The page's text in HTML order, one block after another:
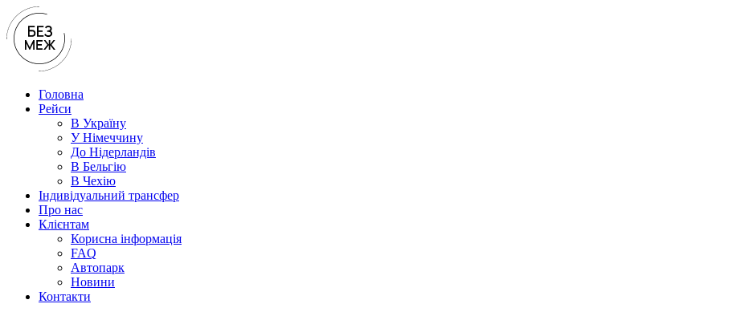
Перейти
до
вмісту
Головна
Рейси
В Україну
У Нiмеччину
До Нідерландів
В Бельгію
В Чехiю
Індивідуальний трансфер
Про нас
Клієнтам
Корисна інформація
FAQ
Автопарк
Новини
Контакти